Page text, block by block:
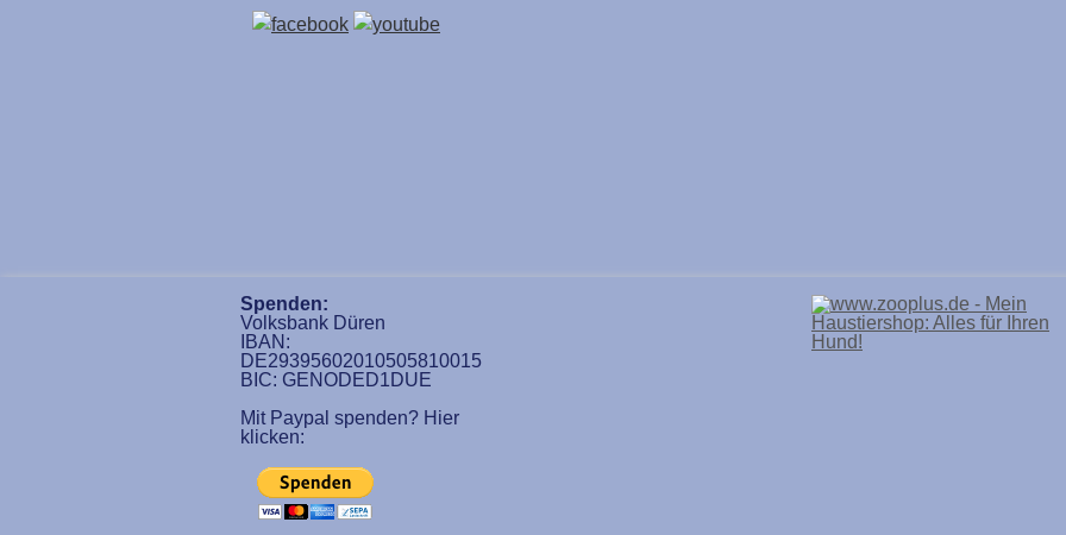
Spenden:
Volksbank Düren
IBAN:
DE29395602010505810015
BIC: GENODED1DUE
Mit Paypal spenden? Hier
klicken: